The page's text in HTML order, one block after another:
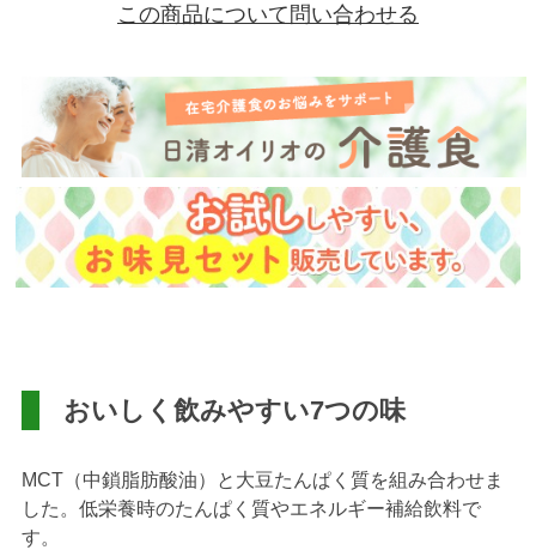
この商品について問い合わせる
おいしく飲みやすい7つの味
MCT（中鎖脂肪酸油）と大豆たんぱく質を組み合わせま
した。低栄養時のたんぱく質やエネルギー補給飲料で
す。